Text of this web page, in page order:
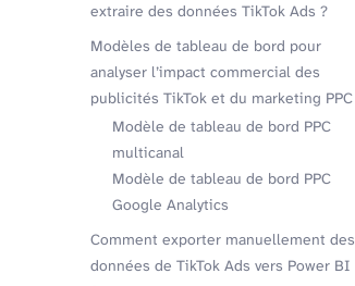
extraire des données TikTok Ads ?
Modèles de tableau de bord pour
analyser l’impact commercial des
publicités TikTok et du marketing PPC
Modèle de tableau de bord PPC
multicanal
Modèle de tableau de bord PPC
Google Analytics
Comment exporter manuellement des
données de TikTok Ads vers Power BI